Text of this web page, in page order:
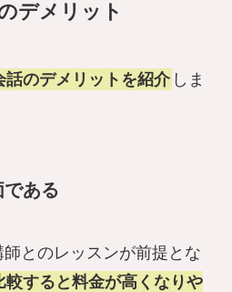
デメリット
話のデメリットを紹介 しま
ある
とのレッスンが前提とな
較すると料金が高くなりや